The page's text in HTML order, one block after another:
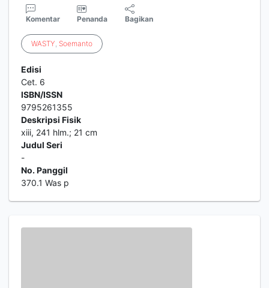
Komentar Penanda Bagikan
WASTY, Soemanto
Edisi
Cet. 6
ISBN/ISSN
9795261355
Deskripsi Fisik
xiii, 241 hlm.; 21 cm
Judul Seri
-
No. Panggil
370.1 Was p